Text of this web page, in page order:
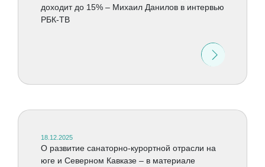
доходит до 15% – Михаил Данилов в интервью
РБК-ТВ
18.12.2025
О развитие санаторно-курортной отрасли на
юге и Северном Кавказе – в материале